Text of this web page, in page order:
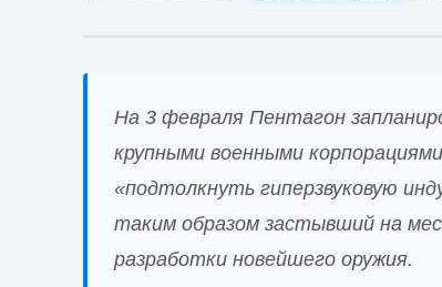
На 3 февраля Пентагон
крупными военными
«подтолкнуть гиперзвуковую
таким образом застывший на
разработки новейшего оружия.